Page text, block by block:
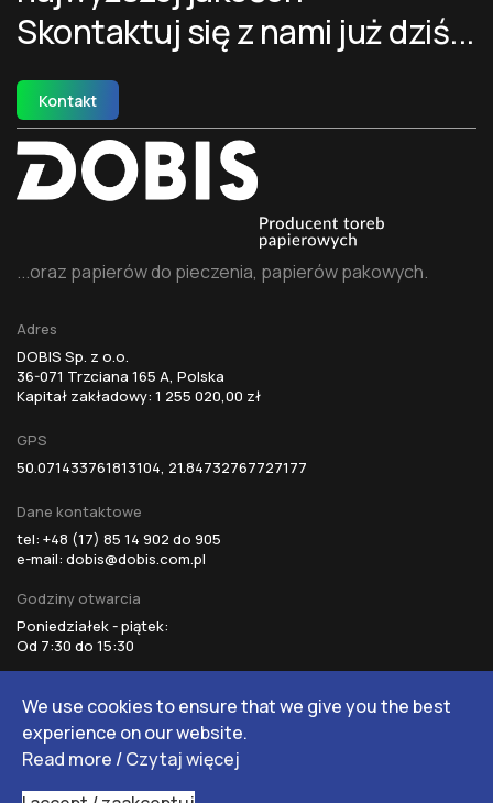
Skontaktuj się z nami już dziś...
Kontakt
...oraz papierów do pieczenia, papierów pakowych.
Adres
DOBIS Sp. z o.o.
36-071 Trzciana 165 A, Polska
Kapitał zakładowy: 1 255 020,00 zł
GPS
50.071433761813104, 21.84732767727177
Dane kontaktowe
tel: +48 (17) 85 14 902 do 905
e-mail: dobis@dobis.com.pl
Godziny otwarcia
Poniedziałek - piątek:
Od 7:30 do 15:30
© 2025 Dobis | Design by Studio Nexim
We use cookies to ensure that we give you the best
experience on our website.
Read more /Czytaj więcej